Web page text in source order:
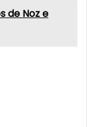
de Noz e